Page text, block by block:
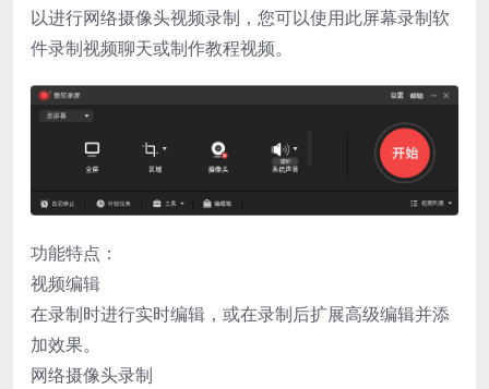
以进行网络摄像头视频录制，您可以使用此屏幕录制软
件录制视频聊天或制作教程视频。
功能特点：
视频编辑
在录制时进行实时编辑，或在录制后扩展高级编辑并添
加效果。
网络摄像头录制